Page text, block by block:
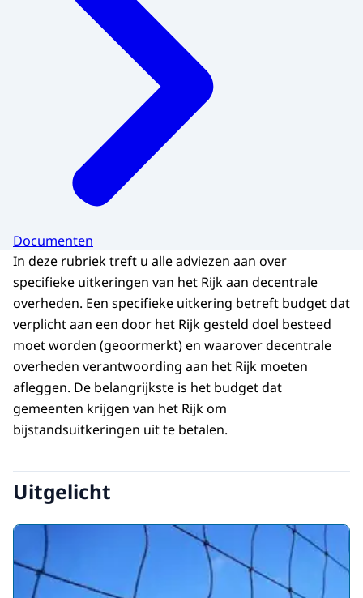
Documenten
In deze rubriek treft u alle adviezen aan over
specifieke uitkeringen van het Rijk aan decentrale
overheden. Een specifieke uitkering betreft budget dat
verplicht aan een door het Rijk gesteld doel besteed
moet worden (geoormerkt) en waarover decentrale
overheden verantwoording aan het Rijk moeten
afleggen. De belangrijkste is het budget dat
gemeenten krijgen van het Rijk om
bijstandsuitkeringen uit te betalen.
Uitgelicht